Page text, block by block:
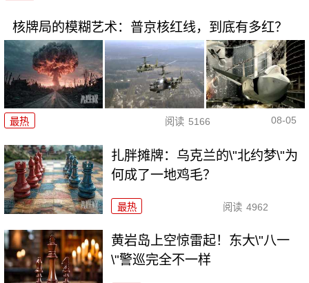
核牌局的模糊艺术：普京核红线，到底有多红？
最热 阅读 5166 08-05
扎胖摊牌：乌克兰的\"北约梦\"为
何成了一地鸡毛？
最热 阅读 4962
黄岩岛上空惊雷起！东大\"八一
\"警巡完全不一样